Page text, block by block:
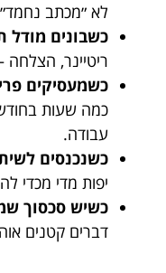
לא ״מכתב
כשבונים
ריטיינר,
כשמעסיקים
כמה שעות
עבודה.
כשנכנסים
יפות מדי מכדי
כשיש סכסוך
דברים קטנים